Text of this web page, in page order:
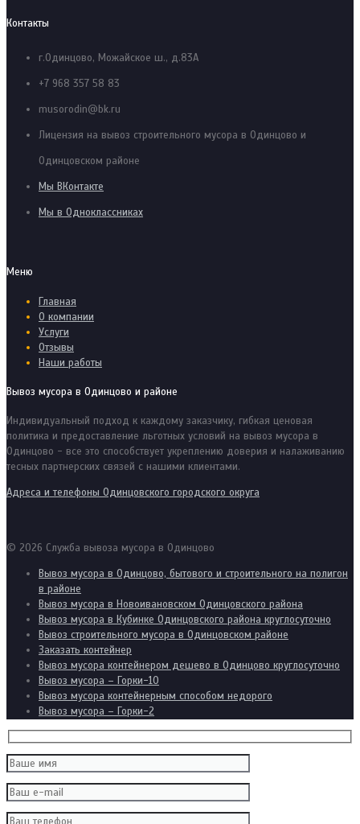
Контакты
г.Одинцово, Можайское ш., д.83А
+7 968 357 58 83
musorodin@bk.ru
Лицензия на вывоз строительного мусора в Одинцово и
Одинцовском районе
Мы ВКонтакте
Мы в Одноклассниках
Меню
Главная
О компании
Услуги
Отзывы
Наши работы
Вывоз мусора в Одинцово и районе
Индивидуальный подход к каждому заказчику, гибкая ценовая
политика и предоставление льготных условий на вывоз мусора в
Одинцово - все это способствует укреплению доверия и налаживанию
тесных партнерских связей с нашими клиентами.
Адреса и телефоны Одинцовского городского округа
© 2026 Служба вывоза мусора в Одинцово
Вывоз мусора в Одинцово, бытового и строительного на полигон
в районе
Вывоз мусора в Новоивановском Одинцовского района
Вывоз мусора в Кубинке Одинцовского района круглосуточно
Вывоз строительного мусора в Одинцовском районе
Заказать контейнер
Вывоз мусора контейнером дешево в Одинцово круглосуточно
Вывоз мусора – Горки-10
Вывоз мусора контейнерным способом недорого
Вывоз мусора – Горки-2